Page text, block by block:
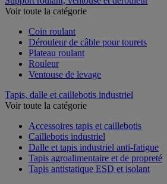
Voir toute la catégorie
Coin roulant
Dérouleur de câble pour tourets
Plateau roulant
Rouleur
Ventouse de levage
Tapis, dalle et caillebotis industriel
Voir toute la catégorie
Accessoires tapis et caillebotis
Caillebotis industriel
Dalle et tapis industriel anti-fatigue
Tapis agroalimentaire et de propreté
Tapis antistatique ESD et isolant